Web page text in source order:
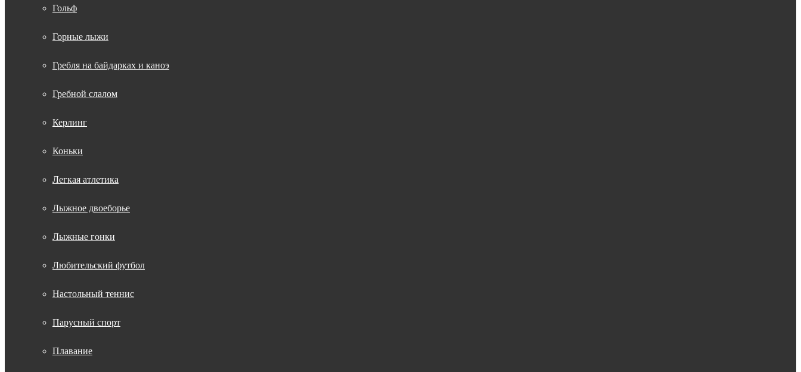
Гольф
Горные лыжи
Гребля на байдарках и каноэ
Гребной слалом
Керлинг
Коньки
Легкая атлетика
Лыжное двоеборье
Лыжные гонки
Любительский футбол
Настольный теннис
Парусный спорт
Плавание